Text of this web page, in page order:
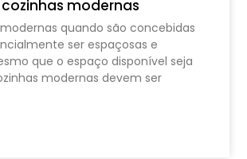
cozinhas modernas
quando são concebidas
ser espaçosas e
que o espaço disponível seja
modernas devem ser